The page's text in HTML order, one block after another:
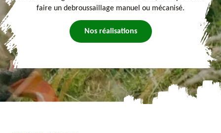
faire un debroussaillage manuel ou mécanisé.
Nos réalisations